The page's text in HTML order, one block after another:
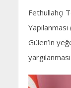
Fethullahçı
Gülen’in